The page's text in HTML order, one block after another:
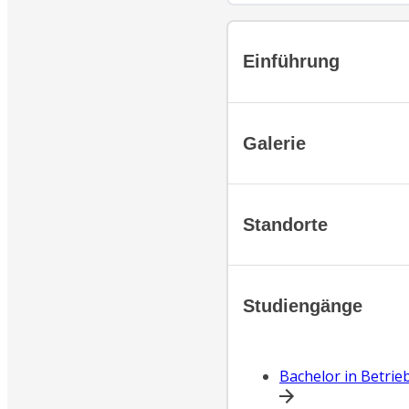
Einführung
Galerie
Standorte
Studiengänge
Bachelor in